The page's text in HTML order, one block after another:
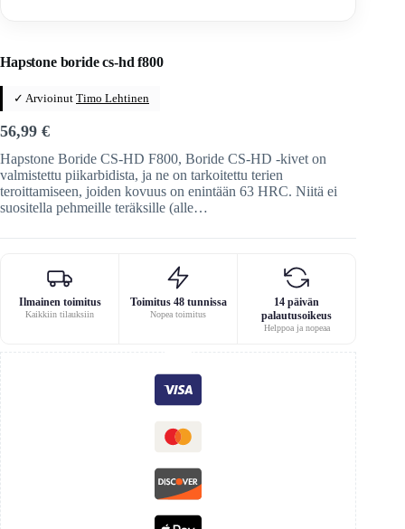
Hapstone boride cs-hd f800
✓ Arvioinut Timo Lehtinen
56,99 €
Hapstone Boride CS-HD F800, Boride CS-HD -kivet on
valmistettu piikarbidista, ja ne on tarkoitettu terien
teroittamiseen, joiden kovuus on enintään 63 HRC. Niitä ei
suositella pehmeille teräksille (alle…
Ilmainen toimitus
Kaikkiin tilauksiin
Toimitus 48 tunnissa
Nopea toimitus
14 päivän
palautusoikeus
Helppoa ja nopeaa